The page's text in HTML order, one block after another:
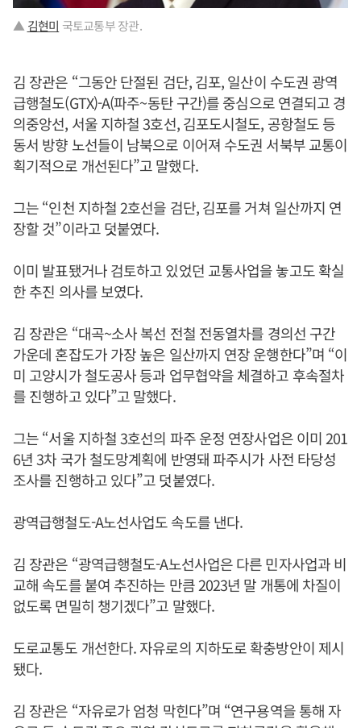
▲ 김현미 국토교통부 장관.
김 장관은 “그동안 단절된 검단, 김포, 일산이 수도권 광역
급행철도(GTX)-A(파주~동탄 구간)를 중심으로 연결되고 경
의중앙선, 서울 지하철 3호선, 김포도시철도, 공항철도 등
동서 방향 노선들이 남북으로 이어져 수도권 서북부 교통이
획기적으로 개선된다”고 말했다.
그는 “인천 지하철 2호선을 검단, 김포를 거쳐 일산까지 연
장할 것”이라고 덧붙였다.
이미 발표됐거나 검토하고 있었던 교통사업을 놓고도 확실
한 추진 의사를 보였다.
김 장관은 “대곡~소사 복선 전철 전동열차를 경의선 구간
가운데 혼잡도가 가장 높은 일산까지 연장 운행한다”며 “이
미 고양시가 철도공사 등과 업무협약을 체결하고 후속절차
를 진행하고 있다”고 말했다.
그는 “서울 지하철 3호선의 파주 운정 연장사업은 이미 201
6년 3차 국가 철도망계획에 반영돼 파주시가 사전 타당성
조사를 진행하고 있다”고 덧붙였다.
광역급행철도-A노선사업도 속도를 낸다.
김 장관은 “광역급행철도-A노선사업은 다른 민자사업과 비
교해 속도를 붙여 추진하는 만큼 2023년 말 개통에 차질이
없도록 면밀히 챙기겠다”고 말했다.
도로교통도 개선한다. 자유로의 지하도로 확충방안이 제시
됐다.
김 장관은 “자유로가 엄청 막힌다”며 “연구용역을 통해 자